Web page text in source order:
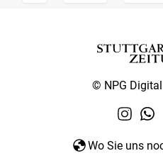
© NPG
Wo Sie uns